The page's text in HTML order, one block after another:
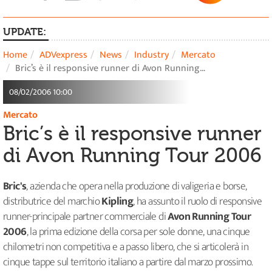
UPDATE:
Home ADVexpress News Industry
Mercato
Bric’s è il responsive runner di Avon Running…
08/02/2006 10:00
Mercato
Bric’s è il responsive runner
di Avon Running Tour 2006
Bric's, azienda che opera nella produzione di valigeria e borse,
distributrice del marchioKipling, ha assunto il ruolo di responsive
runner-principale partner commerciale diAvon Running Tour
2006, la prima edizione della corsa per sole donne, una cinque
chilometri non competitiva e a passo libero, che si articolerà in
cinque tappe sul territorio italiano a partire dal marzo prossimo.